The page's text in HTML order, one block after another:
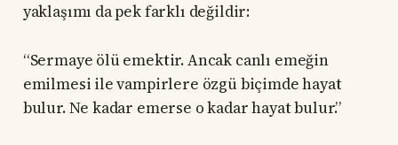
yaklaşımı da pek farklı değildir:
“Sermaye ölü emektir. Ancak canlı emeğin
emilmesi ile vampirlere özgü biçimde hayat
bulur. Ne kadar emerse o kadar hayat bulur.”